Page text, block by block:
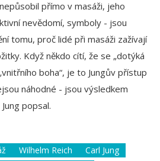
přímo v masáži, jeho
nevědomí, symboly - jsou
tomu, proč lidé při masáži zažívají
Když někdo cítí, že se „dotýká
boha“, je to Jungův přístup
náhodné - jsou výsledkem
popsal.
Wilhelm Reich
Carl Jung